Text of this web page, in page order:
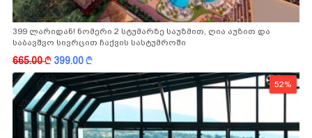
399 ლარიდან! ნომერი 2 სტუმარზე საუზმით, ღია აუზით და
საბავშვო სივრცით ჩაქვის სასტუმროში
665.00k 399.00k
52%